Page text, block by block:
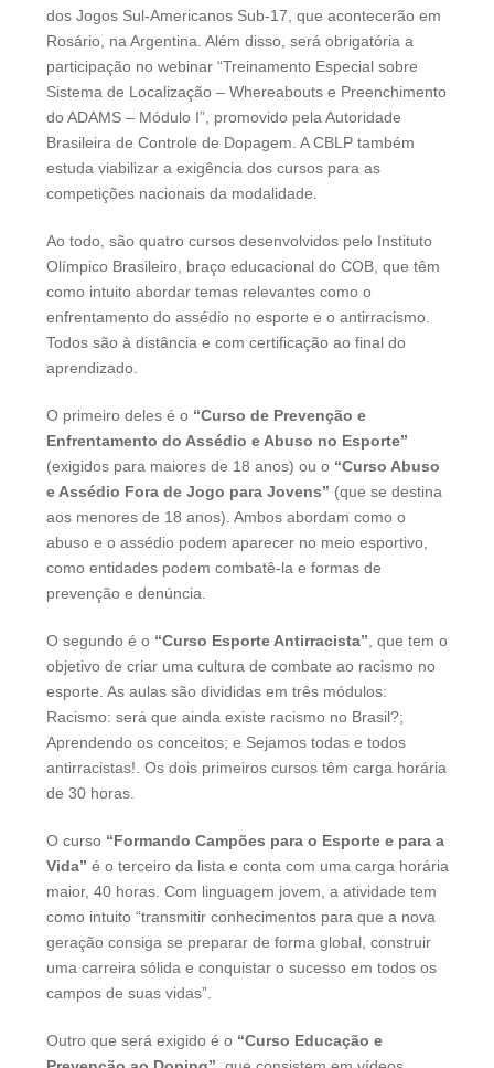
dos Jogos Sul-Americanos Sub-17, que acontecerão em
Rosário, na Argentina. Além disso, será obrigatória a
participação no webinar “Treinamento Especial sobre
Sistema de Localização – Whereabouts e Preenchimento
do ADAMS – Módulo I”, promovido pela Autoridade
Brasileira de Controle de Dopagem. A CBLP também
estuda viabilizar a exigência dos cursos para as
competições nacionais da modalidade.
Ao todo, são quatro cursos desenvolvidos pelo Instituto
Olímpico Brasileiro, braço educacional do COB, que têm
como intuito abordar temas relevantes como o
enfrentamento do assédio no esporte e o antirracismo.
Todos são à distância e com certificação ao final do
aprendizado.
O primeiro deles é o “Curso de Prevenção e
Enfrentamento do Assédio e Abuso no Esporte”
(exigidos para maiores de 18 anos) ou o “Curso Abuso
e Assédio Fora de Jogo para Jovens” (que se destina
aos menores de 18 anos). Ambos abordam como o
abuso e o assédio podem aparecer no meio esportivo,
como entidades podem combatê-la e formas de
prevenção e denúncia.
O segundo é o “Curso Esporte Antirracista” , que tem o
objetivo de criar uma cultura de combate ao racismo no
esporte. As aulas são divididas em três módulos:
Racismo: será que ainda existe racismo no Brasil?;
Aprendendo os conceitos; e Sejamos todas e todos
antirracistas!. Os dois primeiros cursos têm carga horária
de 30 horas.
O curso “Formando Campões para o Esporte e para a
Vida” é o terceiro da lista e conta com uma carga horária
maior, 40 horas. Com linguagem jovem, a atividade tem
como intuito “transmitir conhecimentos para que a nova
geração consiga se preparar de forma global, construir
uma carreira sólida e conquistar o sucesso em todos os
campos de suas vidas”.
Outro que será exigido é o “Curso Educação e